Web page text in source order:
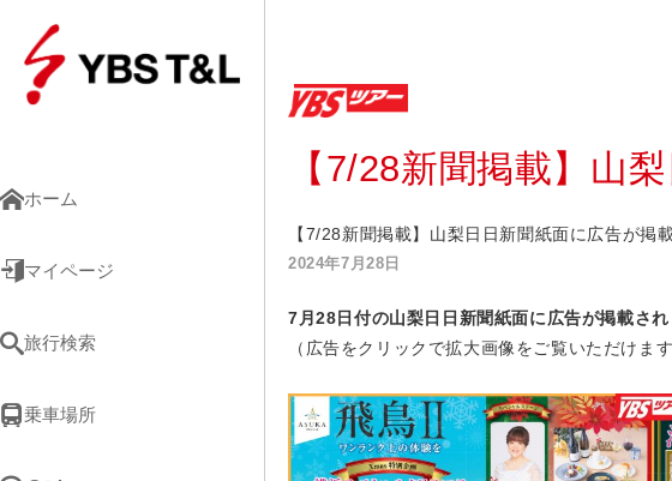
ホーム
マイページ
旅行検索
乗車場所
【7/28新聞掲載】山
【7/28新聞掲載】山梨日日新聞紙面に広告が掲
2024年7月28日
7月28日付の山梨日日新聞紙面に広告が掲載され
（広告をクリックで拡大画像をご覧いただけます